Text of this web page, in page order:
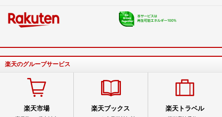
楽天のグループサービス
楽天市場 楽天ブックス 楽天トラベル